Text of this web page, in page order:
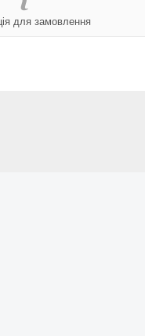
для замовлення